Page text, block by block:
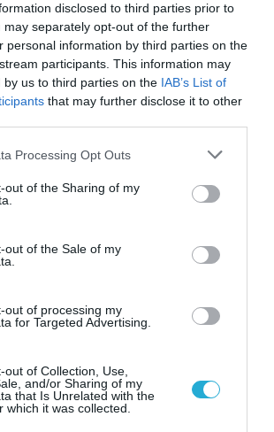
disclosed to third parties prior to
may separately opt-out of the further
personal information by third parties on the
participants. This information may
by us to third parties on the IAB’s List of
that may further disclose it to other
website/app uses one or more Google
visit or usage behaviour. You may click to
to Google and its third-party tags to
below specified purposes in below Google
Processing Opt Outs
out of the Sharing of my
out of the Sale of my
out of processing my
for Targeted Advertising.
out of Collection, Use,
and/or Sharing of my
that Is Unrelated with the
which it was collected.
lockdown: Νέα έρευνα
στη συγκέντρωση και τη
διαχείριση
μια μητέρα σουτάρει σαν
και πετυχαίνει με
οριζόντιο δοκάρι!